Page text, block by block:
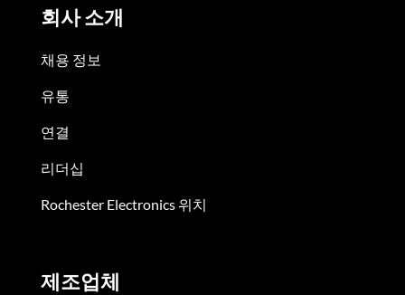
회사 소개
채용 정보
유통
연결
리더십
Rochester Electronics 위치
제조업체